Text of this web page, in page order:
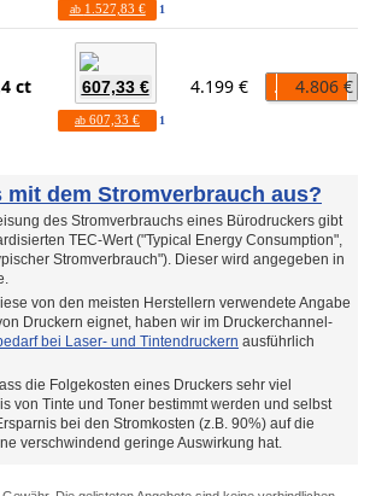
ab 1.527,83 € 1
ct 607,33 €
ab 607,33 € 1
4.199 € 4.806 €
mit dem Stromverbrauch aus?
des Stromverbrauchs eines Bürodruckers gibt
TEC-Wert ("Typical Energy Consumption",
Stromverbrauch"). Dieser wird angegeben in
von den meisten Herstellern verwendete Angabe
Druckern eignet, haben wir im Druckerchannel-
bei Laser- und Tintendruckern ausführlich
die Folgekosten eines Druckers sehr viel
von Tinte und Toner bestimmt werden und selbst
bei den Stromkosten (z.B. 90%) auf die
verschwindend geringe Auswirkung hat.